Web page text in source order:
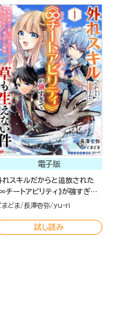
電子版
れスキルだからと追放された
∞チートアビリティ》が強すぎて
も生えない件 ～偶然助けた第
、前よりも断然楽しい生活送っ
ます～ コミック版（分冊版）
まどま 長澤壱弥 yu-ri
試し読み